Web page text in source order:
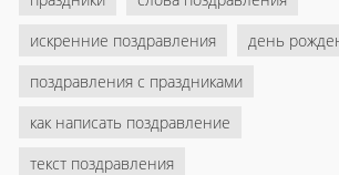
искренние поздравления
день
поздравления с праздниками
как написать поздравление
текст поздравления